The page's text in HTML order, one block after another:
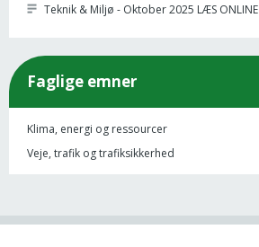
Teknik & Miljø - Oktober 2025 LÆS ONLINE
Faglige emner
Klima, energi og ressourcer
Veje, trafik og trafiksikkerhed